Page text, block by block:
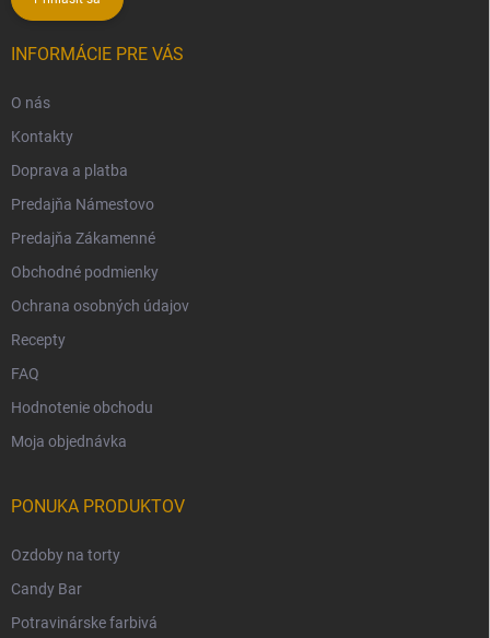
INFORMÁCIE PRE VÁS
O nás
Kontakty
Doprava a platba
Predajňa Námestovo
Predajňa Zákamenné
Obchodné podmienky
Ochrana osobných údajov
Recepty
FAQ
Hodnotenie obchodu
Moja objednávka
PONUKA PRODUKTOV
Ozdoby na torty
Candy Bar
Potravinárske farbivá